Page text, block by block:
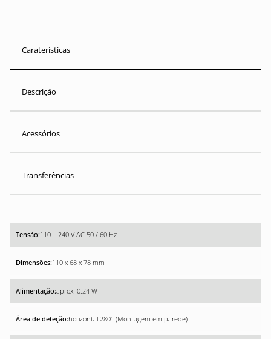
Caraterísticas
Descrição
Acessórios
Transferências
110 – 240 V AC 50 / 60 Hz
110 x 68 x 78 mm
aprox. 0.24 W
horizontal 280° (Montagem em parede)